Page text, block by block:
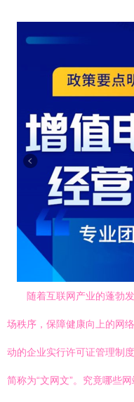
随着互联网产业的蓬勃
场秩序，保障健康向上的网
动的企业实行许可证管理制
简称为“文网文”。究竟哪些